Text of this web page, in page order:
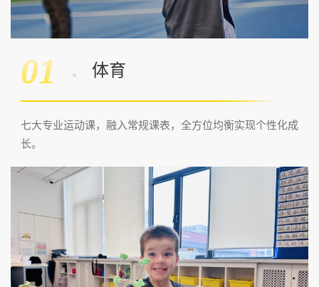
01 体育
七大专业运动课，融入常规课表，全方位均衡实现个性化成
长。